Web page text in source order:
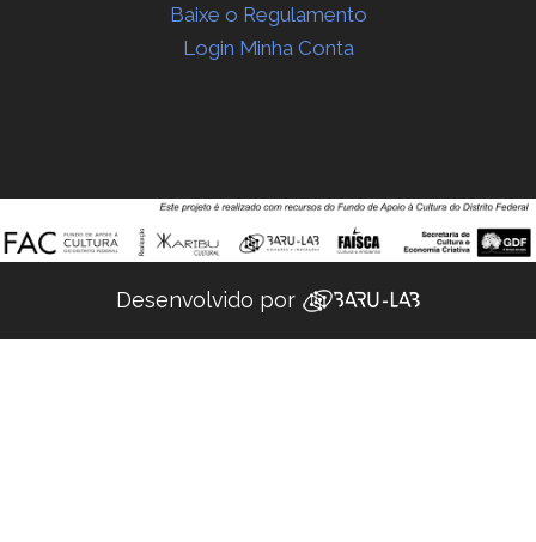
Baixe o Regulamento
Login Minha Conta
Desenvolvido por ‌